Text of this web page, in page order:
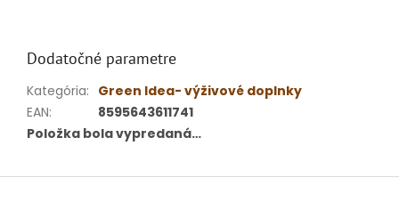
Dodatočné parametre
Kategória: Green Idea- výživové doplnky
EAN:
8595643611741
Položka bola vypredaná…
Z